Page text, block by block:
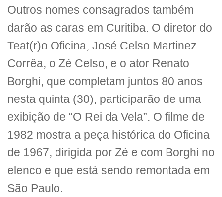
Outros nomes consagrados também
darão as caras em Curitiba. O diretor do
Teat(r)o Oficina, José Celso Martinez
Corrêa, o Zé Celso, e o ator Renato
Borghi, que completam juntos 80 anos
nesta quinta (30), participarão de uma
exibição de “O Rei da Vela”. O filme de
1982 mostra a peça histórica do Oficina
de 1967, dirigida por Zé e com Borghi no
elenco e que está sendo remontada em
São Paulo.